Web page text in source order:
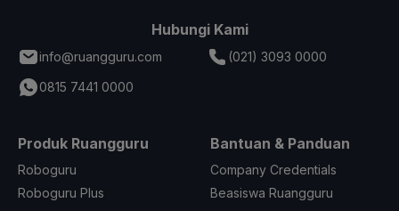
Hubungi Kami
info@ruangguru.com
(021) 3093 0000
0815 7441 0000
Produk Ruangguru
Roboguru
Roboguru Plus
Bantuan & Panduan
Company Credentials
Beasiswa Ruangguru